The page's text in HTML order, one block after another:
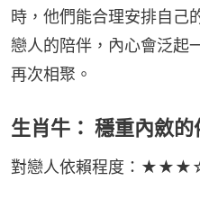
時，他們能合理安排自己
戀人的陪伴，內心會泛起
再次相聚。
生肖牛： 穩重內斂的
對戀人依賴程度：